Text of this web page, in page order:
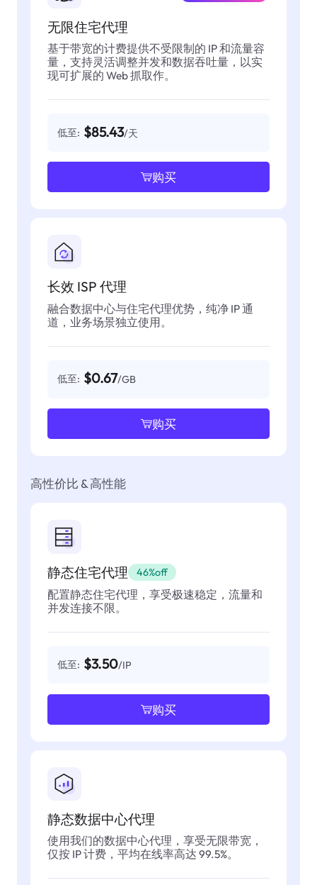
无限住宅代理
基于带宽的计费提供不受限制的 IP 和流量容
量，支持灵活调整并发和数据吞吐量，以实
现可扩展的 Web 抓取作。
低至: $85.43/天
购买
长效 ISP 代理
融合数据中心与住宅代理优势，纯净 IP 通
道，业务场景独立使用。
低至: $0.67/GB
购买
高性价比 & 高性能
静态住宅代理 46%off
配置静态住宅代理，享受极速稳定，流量和
并发连接不限。
低至: $3.50/IP
购买
静态数据中心代理
使用我们的数据中心代理，享受无限带宽，
仅按 IP 计费，平均在线率高达 99.5%。